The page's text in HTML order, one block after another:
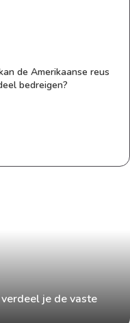
de Amerikaanse reus
bedreigen?
je de vaste